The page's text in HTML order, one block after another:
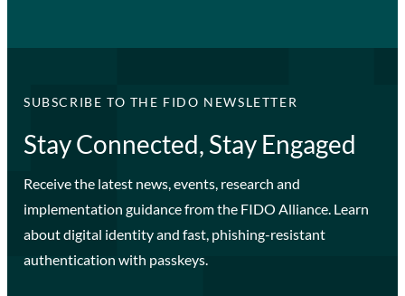
SUBSCRIBE TO THE FIDO NEWSLETTER
Stay Connected, Stay Engaged
Receive the latest news, events, research and
implementation guidance from the FIDO Alliance. Learn
about digital identity and fast, phishing-resistant
authentication with passkeys.